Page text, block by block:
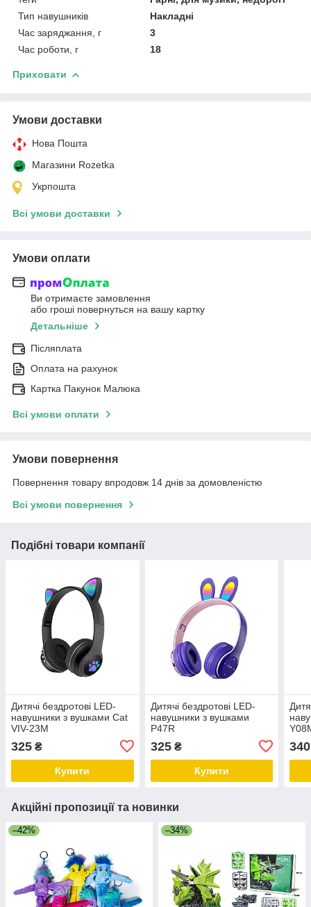
Тип навушників
Накладні
Час заряджання, г
3
Час роботи, г
18
Приховати
Умови доставки
Нова Пошта
Магазини Rozetka
Укрпошта
Всі умови доставки
Умови оплати
Ви отримаєте замовлення
або гроші повернуться на вашу картку
Детальніше
Післяплата
Оплата на рахунок
Картка Пакунок Малюка
Всі умови оплати
Умови повернення
Повернення товару впродовж 14 днів за домовленістю
Всі умови повернення
Подібні товари компанії
Дитячі бездротові LED-
навушники з вушками Cat
VIV-23M
325 ₴
Купити
Дитячі бездротові LED-
навушники з вушками
P47R
325₴
Купити
340
Акційні пропозиції та новинки
–42% –34%